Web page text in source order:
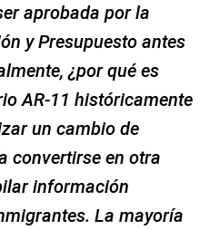
aprobada por la
y Presupuesto antes
¿por qué es
AR-11 históricamente
un cambio de
convertirse en otra
información
La mayoría